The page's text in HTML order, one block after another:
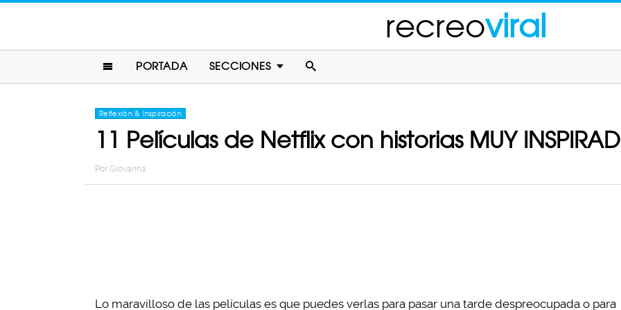
recreoviral
PORTADA SECCIONES
Reflexión & Inspiración
11 Películas de Netflix con historias MUY
Por Giovanna
Lo maravilloso de las películas es que puedes verlas para pasar una tarde despreocupada o para